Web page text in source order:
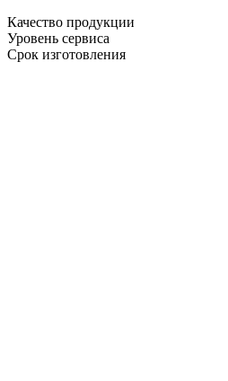
Качество продукции
Уровень сервиса
Срок изготовления